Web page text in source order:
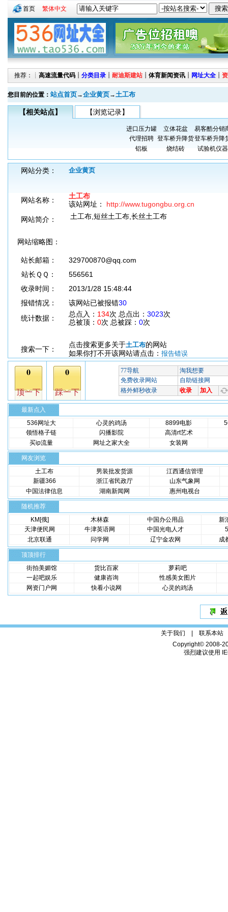
首页 繁体中文
推荐：┊ 高速流量代码 ┊ 分类目录 ┊ 耐迪斯建站 ┊ 体育新闻资讯 ┊ 网址大全 ┊
您目前的位置： 站点首页→企业黄页→土工布
【相关站点】 【浏览记录】
进口压力罐 立体花盆
易客酷分销
代理招聘 登车桥升降货登车桥升降
铝板
烧结砖 试验机仪
网站分类： 企业黄页
网站名称：
土工布
该站网址： http://www.tugongbu.org.cn
网站简介：
土工布,短丝土工布,长丝土工布
网站缩略图：
站长邮箱：
329700870@qq.com
站长ＱＱ：
556561
收录时间：
2013/1/28 15:48:44
报错情况：
该网站已被报错30
统计数据：
总点入： 134次 总点出： 3023次
总被顶： 0次 总被踩： 0次
搜索一下：
点击搜索更多关于土工布的网站
如果你打不开该网站请点击： 报告错误
最新点入
536网址大
心灵的鸡汤 8899电影
领悟格子链
闪播影院
高清rt艺术
买ip流量
网址之家大全 女装网
网友浏览
土工布
男装批发货源
江西通信管理
新疆366
浙江省民政厅
山东气象网
中国法律信息
湖南新闻网 惠州电视台
随机推荐
KM[俄]
木林森 中国办公用品
新
天津便民网
牛津英语网 中国光电人才
北京联通
问学网 辽宁金农网 成
顶顶排行
街拍美媚馆
货比百家
萝莉吧
一起吧娱乐
健康咨询
性感美女图片
网资门户网
快看小说网 心灵的鸡汤
关于我们 | 联系本站
Copyright© 2008-
强烈建议使用